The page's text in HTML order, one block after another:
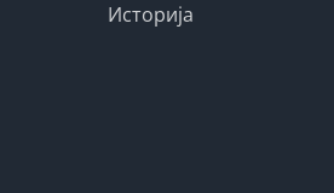
Историја